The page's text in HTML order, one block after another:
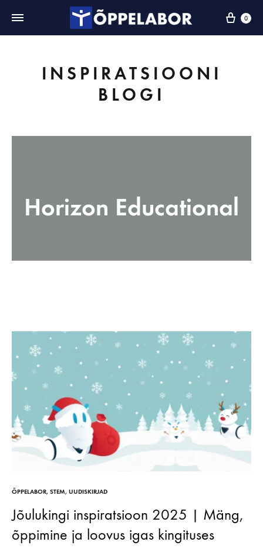
0
INSPIRATSIOONI
BLOGI
Horizon Educational
ÕPPELABOR, STEM, UUDISKIRJAD
Jõulukingi inspiratsioon 2025 | Mäng,
õppimine ja loovus igas kingituses